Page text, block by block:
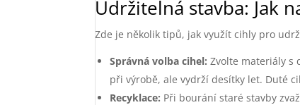
Udržitelná stavba: Jak
Zde je několik tipů, jak využít cihly pro
Správná volba cihel: Zvolte materiály s
při výrobě, ale vydrží desítky let. Duté
Recyklace: Při bourání staré stavby